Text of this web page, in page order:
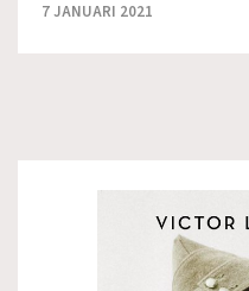
7 JANUARI 2021